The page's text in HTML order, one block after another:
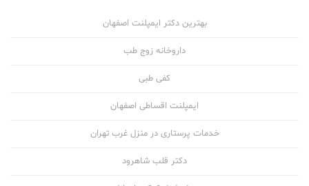
بهترین دکتر ایمپلنت اصفهان
داروخانه زوج طب
کفی طبی
ایمپلنت اقساطی اصفهان
خدمات پرستاری در منزل غرب تهران
دکتر قلب شاهرود